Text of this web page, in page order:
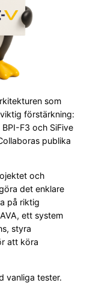
som
förstärkning:
F3 och SiFive
publika
och
det enklare
på riktig
ett system
styra
att köra
vanliga tester.